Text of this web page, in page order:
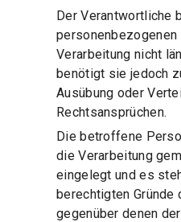
Der Verantwortliche
Verarbeitung nicht
benötigt sie jedoch
Ausübung oder
Rechtsansprüchen.
Die betroffene
die Verarbeitung
eingelegt und es
berechtigten Gründe
gegenüber denen